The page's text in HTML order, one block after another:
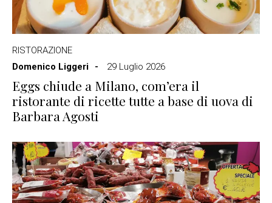
RISTORAZIONE
Domenico Liggeri
29 Luglio 2026
Eggs chiude a Milano, com’era il
ristorante di ricette tutte a base di uova di
Barbara Agosti